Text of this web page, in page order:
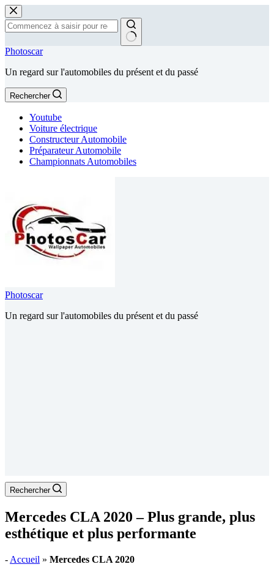
Passer
au
contenu
Aucun
Photoscar
Un regard sur l'automobiles du présent et du passé
Rechercher
Youtube
Voiture électrique
Constructeur Automobile
Préparateur Automobile
Championnats Automobiles
Photoscar
Un regard sur l'automobiles du présent et du passé
Rechercher
Mercedes CLA 2020 – Plus grande, plus
esthétique et plus performante
- Accueil » Mercedes CLA 2020